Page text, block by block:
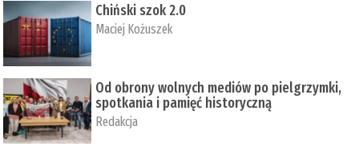
Chiński szok 2.0
Maciej Kożuszek
Od obrony wolnych mediów po pielgrzymki,
spotkania i pamięć historyczną
Redakcja